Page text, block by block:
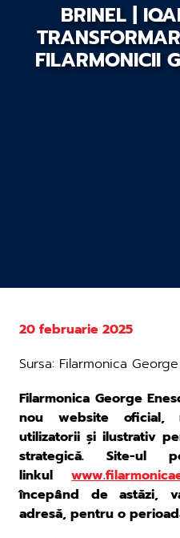
BRINEL |
FILARMONICII
20 februarie 2025
Sursa: Filarmonica
Filarmonica George
nou website oficial,
utilizatorii și ilustrativ
strategică. Site-ul
linkul
începând de astăzi,
adresă, pentru o